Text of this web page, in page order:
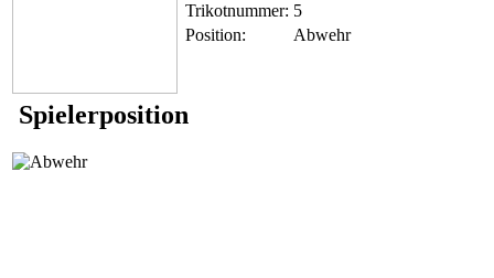
Trikotnummer: 5
Position:
Abwehr
Spielerposition